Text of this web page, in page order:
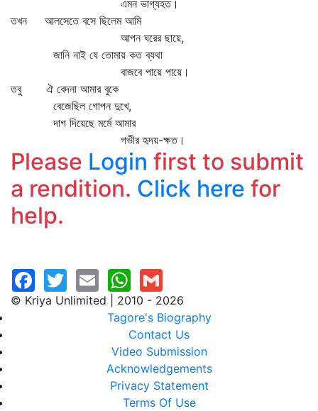
এমন ভাগ্যহত।
তখন আলসেতে বসে ছিলেম আমি
আপন ঘরের ছায়ে,
জানি নাই যে তোমায় কত ব্যথা
বাজবে পায়ে পায়ে।
তবু ঐ বেদনা আমার বুকে
বেজেছিল গোপন দুখে,
দাগ দিয়েছে মর্মে আমার
গভীর হৃদয়-ক্ষত।
Please Login first to submit
a rendition. Click here for
help.
© Kriya Unlimited | 2010 - 2026
Tagore's Biography
Contact Us
Video Submission
Acknowledgements
Privacy Statement
Terms Of Use